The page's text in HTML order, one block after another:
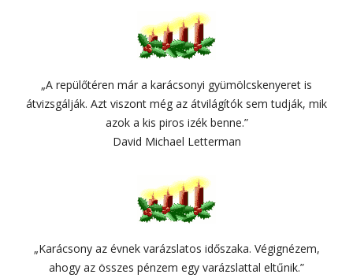
„A repülőtéren már a karácsonyi gyümölcskenyeret is
átvizsgálják. Azt viszont még az átvilágítók sem tudják, mik
azok a kis piros izék benne.”
David Michael Letterman
„Karácsony az évnek varázslatos időszaka. Végignézem,
ahogy az összes pénzem egy varázslattal eltűnik.”